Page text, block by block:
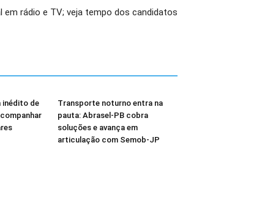
em rádio e TV; veja tempo dos candidatos
inédito de
Transporte noturno entra na
pauta: Abrasel-PB cobra
soluções e avança em
articulação com Semob-JP